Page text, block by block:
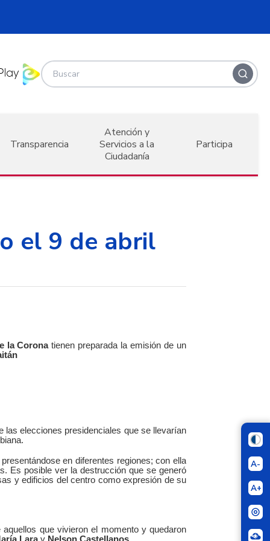
Transparencia
Atención y
Servicios a la
Ciudadanía
Participa
A-
A+
el 9 de abril
la Coronatienen preparada la emisión de un
elecciones presidenciales que se llevarían
en diferentes regiones; con ella
Es posible ver la destrucción que se generó
y edificios del centro como expresión de su
que vivieron el momento y quedaron
Lara y Nelson Castellanos.